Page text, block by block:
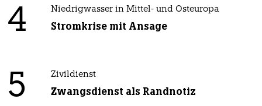
4 Niedrigwasser in Mittel- und Osteuropa
Stromkrise mit Ansage
5 Zivildienst
Zwangsdienst als Randnotiz